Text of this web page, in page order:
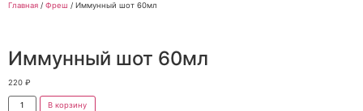
Главная / Фреш / Иммунный шот 60мл
Иммунный шот 60мл
220 ₽
В корзину